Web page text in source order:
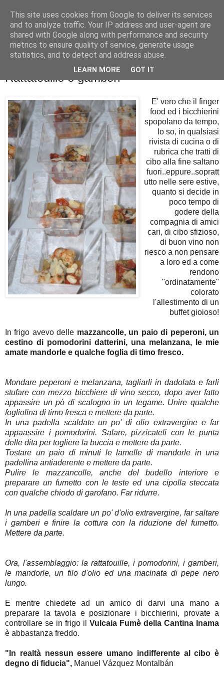
La cucina di QB
Se l'uomo è ciò che mangia il cuoco è ciò che cucina?
Rattatouille e gamberi
E' vero che il finger
food ed i bicchierini
spopolano da tempo,
lo so, in qualsiasi
rivista di cucina o di
rubrica che tratti di
cibo alla fine saltano
fuori..eppure..sopratt
utto nelle sere estive,
quanto si decide in
poco tempo di
godere della
compagnia di amici
cari, di cibo sfizioso,
di buon vino non
riesco a non pensare
a loro ed a come
rendono
"ordinatamente"
colorato
l'allestimento di un
buffet gioioso!
In frigo avevo delle mazzancolle, un paio di peperoni, un
cestino di pomodorini datterini, una melanzana, le mie
amate mandorle e qualche foglia di timo fresco.
Mondare peperoni e melanzana, tagliarli in dadolata e farli
stufare con mezzo bicchiere di vino secco, dopo aver fatto
appassire un pò di scalogno in un tegame. Unire qualche
fogliolina di timo fresca e mettere da parte.
In una padella scaldate un po' di olio extravergine e far
appaassire i pomodorini. Salare, pizzicateli con le punta
delle dita per togliere la buccia e mettere da parte.
Tostare un paio di minuti le lamelle di mandorle in una
padellina antiaderente e mettere da parte.
Pulire le mazzancolle, anche del budello interiore e
preparare un fumetto con le teste ed una cipolla steccata
con qualche chiodo di garofano. Far ridurre.
In una padella scaldare un po' d'olio extravergine, far saltare
i gamberi e finire la cottura con la riduzione del fumetto.
Mettere da parte.
Ora, l'assemblaggio: la rattatouille, i pomodorini, i gamberi,
le mandorle, un filo d'olio ed una macinata di pepe nero
lungo.
E mentre chiedete ad un amico di darvi una mano a
preparare la tavola e posizionare i bicchierini, provate a
controllare se in frigo il Vulcaia Fumè della Cantina Inama
è abbastanza freddo.
"In realtà nessun essere umano indifferente al cibo è
degno di fiducia", Manuel Vázquez Montalbán
This site uses cookies from Google to deliver its services
and to analyze traffic. Your IP address and user-agent are
shared with Google along with performance and security
metrics to ensure quality of service, generate usage
statistics, and to detect and address abuse.
LEARN MORE GOT IT